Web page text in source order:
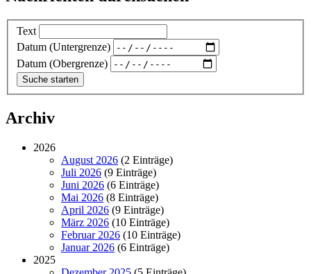
Text
Datum (Untergrenze)
Datum (Obergrenze)
Archiv
2026
August 2026 (2 Einträge)
Juli 2026 (9 Einträge)
Juni 2026 (6 Einträge)
Mai 2026 (8 Einträge)
April 2026 (9 Einträge)
März 2026 (10 Einträge)
Februar 2026 (10 Einträge)
Januar 2026 (6 Einträge)
2025